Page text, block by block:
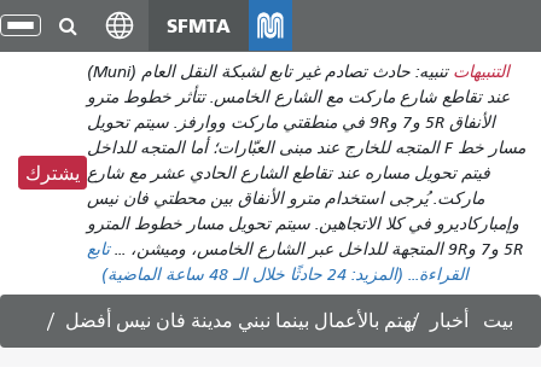
انتقل
إلى
المحتوى
الرئيسي
SFMTA
التنبيهات
تنبيه: حادث تصادم غير تابع لشبكة النقل العام (Muni)
عند تقاطع شارع ماركت مع الشارع الخامس. تتأثر خطوط مترو
الأنفاق 5R و7 و9R في منطقتي ماركت ووارفز. سيتم تحويل
مسار خط F المتجه للخارج عند مبنى العبّارات؛ أما المتجه للداخل
فيتم تحويل مساره عند تقاطع الشارع الحادي عشر مع شارع
ماركت. يُرجى استخدام مترو الأنفاق بين محطتي فان نيس
وإمباركاديرو في كلا الاتجاهين. سيتم تحويل مسار خطوط المترو
5R و7 و9R المتجهة للداخل عبر الشارع الخامس، وميشن، ...
تابع
القراءة... (المزيد: 24 حادثًا خلال الـ 48 ساعة الماضية)
يشترك
بيت أخبار نهتم بالأعمال بينما نبني مدينة فان نيس أفضل